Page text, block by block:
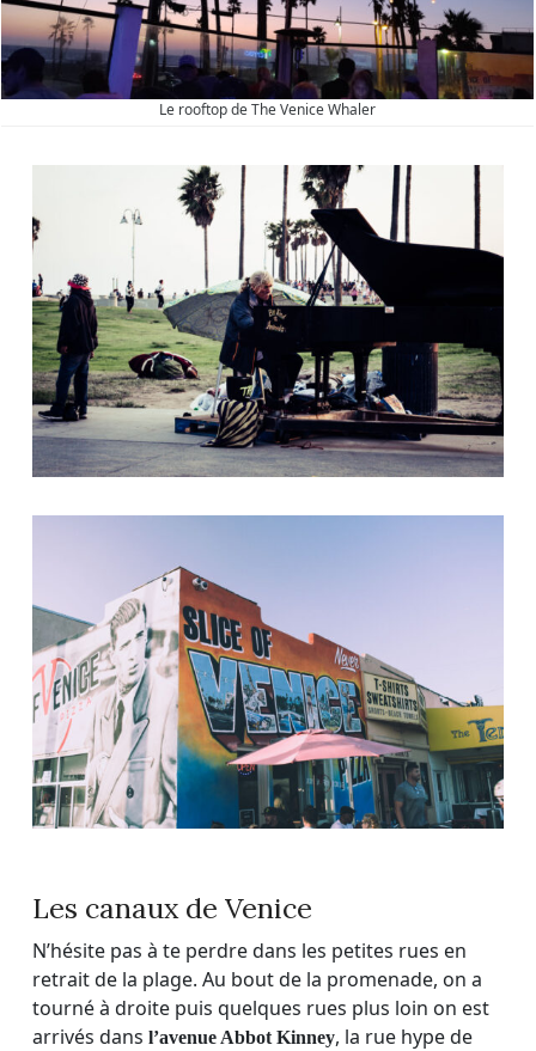
Le rooftop de The Venice Whaler
Les canaux de Venice
N’hésite pas à te perdre dans les petites rues en
retrait de la plage. Au bout de la promenade, on a
tourné à droite puis quelques rues plus loin on est
arrivés dansl’avenue Abbot Kinney, la rue hype de